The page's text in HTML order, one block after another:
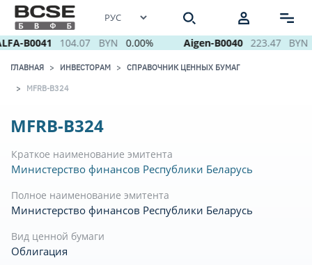
B0041 104.07 BYN 0.00% Aigen-B0040 223.47 BYN
ГЛАВНАЯ ИНВЕСТОРАМ СПРАВОЧНИК ЦЕННЫХ БУМАГ
MFRB-B324
MFRB-B324
Краткое наименование эмитента
Министерство финансов Республики Беларусь
Полное наименование эмитента
Министерство финансов Республики Беларусь
Вид ценной бумаги
Облигация